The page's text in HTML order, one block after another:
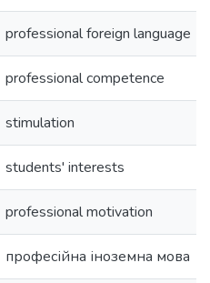
professional foreign language
professional competence
stimulation
students' interests
professional motivation
професійна іноземна мова